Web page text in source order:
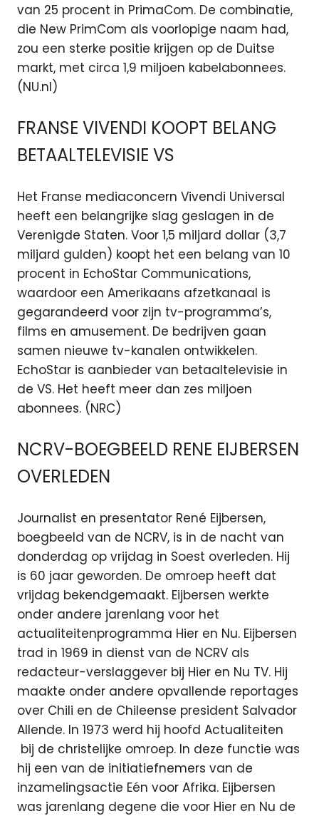
van 25 procent in PrimaCom. De combinatie,
die New PrimCom als voorlopige naam had,
zou een sterke positie krijgen op de Duitse
markt, met circa 1,9 miljoen kabelabonnees.
(NU.nl)
FRANSE VIVENDI KOOPT BELANG
BETAALTELEVISIE VS
Het Franse mediaconcern Vivendi Universal
heeft een belangrijke slag geslagen in de
Verenigde Staten. Voor 1,5 miljard dollar (3,7
miljard gulden) koopt het een belang van 10
procent in EchoStar Communications,
waardoor een Amerikaans afzetkanaal is
gegarandeerd voor zijn tv-programma’s,
films en amusement. De bedrijven gaan
samen nieuwe tv-kanalen ontwikkelen.
EchoStar is aanbieder van betaaltelevisie in
de VS. Het heeft meer dan zes miljoen
abonnees. (NRC)
NCRV-BOEGBEELD RENE EIJBERSEN
OVERLEDEN
Journalist en presentator René Eijbersen,
boegbeeld van de NCRV, is in de nacht van
donderdag op vrijdag in Soest overleden. Hij
is 60 jaar geworden. De omroep heeft dat
vrijdag bekendgemaakt. Eijbersen werkte
onder andere jarenlang voor het
actualiteitenprogramma Hier en Nu. Eijbersen
trad in 1969 in dienst van de NCRV als
redacteur-verslaggever bij Hier en Nu TV. Hij
maakte onder andere opvallende reportages
over Chili en de Chileense president Salvador
Allende. In 1973 werd hij hoofd Actualiteiten
bij de christelijke omroep. In deze functie was
hij een van de initiatiefnemers van de
inzamelingsactie Eén voor Afrika. Eijbersen
was jarenlang degene die voor Hier en Nu de